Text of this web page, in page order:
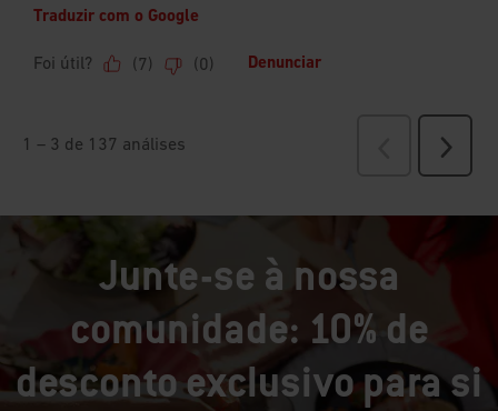
Junte-se à nossa
comunidade: 10% de
desconto exclusivo para si